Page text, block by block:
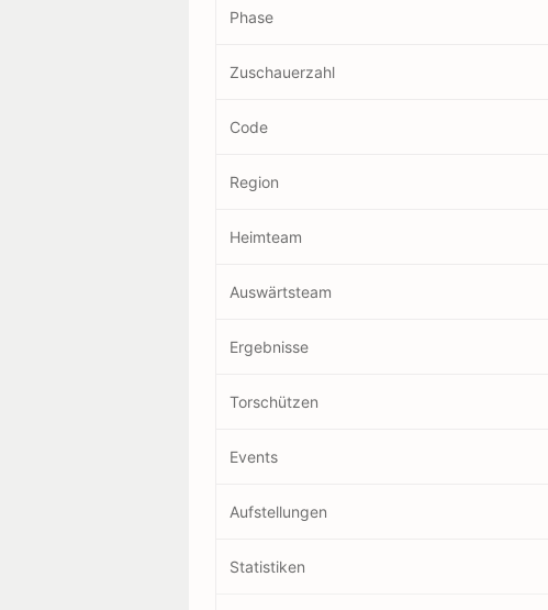
Phase
Zuschauerzahl
Code
Region
Heimteam
Auswärtsteam
Ergebnisse
Torschützen
Events
Aufstellungen
Statistiken